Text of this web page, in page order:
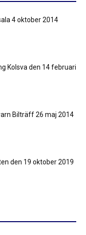
4 oktober 2014
Kolsva den 14 februari
Bilträff 26 maj 2014
den 19 oktober 2019